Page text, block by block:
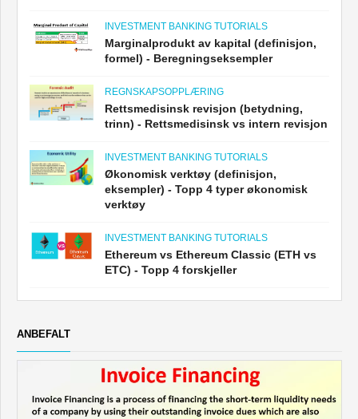
INVESTMENT BANKING TUTORIALS
Marginalprodukt av kapital (definisjon,
formel) - Beregningseksempler
REGNSKAPSOPPLÆRING
Rettsmedisinsk revisjon (betydning,
trinn) - Rettsmedisinsk vs intern revisjon
INVESTMENT BANKING TUTORIALS
Økonomisk verktøy (definisjon,
eksempler) - Topp 4 typer økonomisk
verktøy
INVESTMENT BANKING TUTORIALS
Ethereum vs Ethereum Classic (ETH vs
ETC) - Topp 4 forskjeller
ANBEFALT